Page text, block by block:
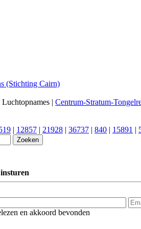
(Stichting Cairn)
| Centrum-Stratum-
12857 21928 36737 840 15891
en akkoord bevonden